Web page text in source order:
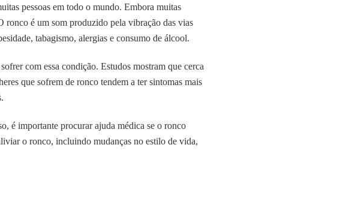
pessoas em todo o mundo. Embora muitas
ronco é um som produzido pela vibração das vias
tabagismo, alergias e consumo de álcool.
com essa condição. Estudos mostram que cerca
que sofrem de ronco tendem a ter sintomas mais
é importante procurar ajuda médica se o ronco
o ronco, incluindo mudanças no estilo de vida,